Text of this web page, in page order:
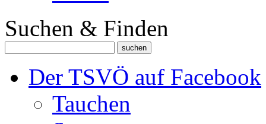
Suchen & Finden
Der TSVÖ auf Facebook
Tauchen